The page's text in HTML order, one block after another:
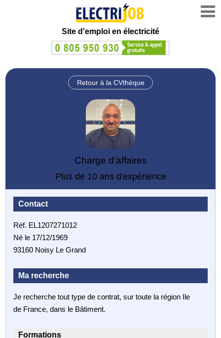
Site d'emploi en électricité
Retour à la CVthèque
Charge d’affaires
Plus de 10 ans d'expérience
Contact
Réf. EL1207271012
Né le 17/12/1969
93160 Noisy Le Grand
Ma recherche
Je recherche tout type de contrat, sur toute la région Ile
de France, dans le Bâtiment.
Formations